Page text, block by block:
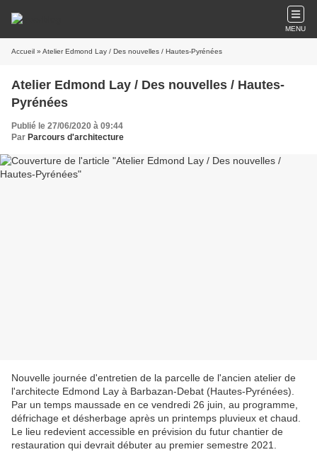
MENU
Accueil » Atelier Edmond Lay / Des nouvelles / Hautes-Pyrénées
Atelier Edmond Lay / Des nouvelles / Hautes-
Pyrénées
Publié le 27/06/2020 à 09:44
Par Parcours d'architecture
Nouvelle journée d'entretien de la parcelle de l'ancien atelier de
l'architecte Edmond Lay à Barbazan-Debat (Hautes-Pyrénées).
Par un temps maussade en ce vendredi 26 juin, au programme,
défrichage et désherbage après un printemps pluvieux et chaud.
Le lieu redevient accessible en prévision du futur chantier de
restauration qui devrait débuter au premier semestre 2021.